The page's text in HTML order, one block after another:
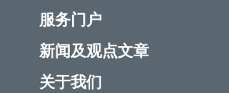
服务门户
新闻及观点文章
关于我们